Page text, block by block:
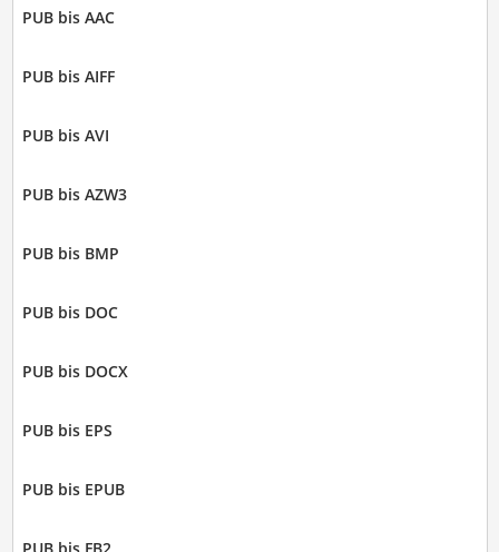
PUB bis AAC
PUB bis AIFF
PUB bis AVI
PUB bis AZW3
PUB bis BMP
PUB bis DOC
PUB bis DOCX
PUB bis EPS
PUB bis EPUB